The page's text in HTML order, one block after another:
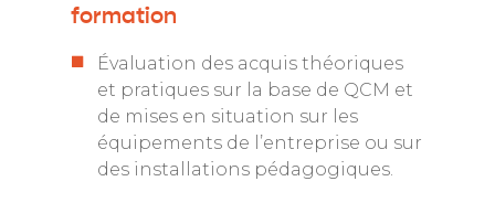
formation
Évaluation des acquis théoriques
et pratiques sur la base de QCM et
de mises en situation sur les
équipements de l’entreprise ou sur
des installations pédagogiques.